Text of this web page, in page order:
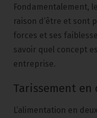
Fondamentalement,
raison d’être et sont
forces et ses
savoir quel concept
entreprise.
Tarissement en
L’alimentation en